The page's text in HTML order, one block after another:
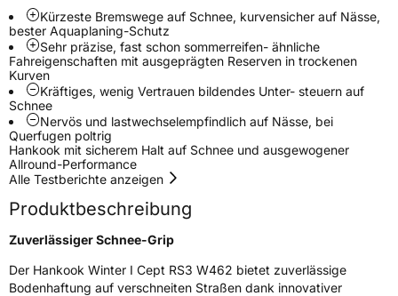
EU Label
Effizienz D
Nasshaftung B
Rollgeräusch (Klasse)B
Rollgeräusch (dB)72
Fahrzeugklasse
C1
3PMSF / Schneeflockensymbol / Alpine-Symbol
EPREL ID1310512
Kürzeste Bremswege auf Schnee, kurvensicher auf Nässe,
bester Aquaplaning-Schutz
Sehr präzise, fast schon sommerreifen- ähnliche
Fahreigenschaften mit ausgeprägten Reserven in trockenen
Kurven
Kräftiges, wenig Vertrauen bildendes Unter- steuern auf
Schnee
Nervös und lastwechselempfindlich auf Nässe, bei
Querfugen poltrig
Hankook mit sicherem Halt auf Schnee und ausgewogener
Allround-Performance
Alle Testberichte anzeigen
Produktbeschreibung
Zuverlässiger Schnee-Grip
Der Hankook Winter I Cept RS3 W462 bietet zuverlässige
Bodenhaftung auf verschneiten Straßen dank innovativer